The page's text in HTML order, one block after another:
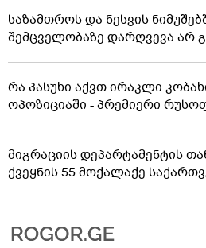
საზამთროს და ნესვის
შემცველობაზე დარღვევა არ
რა პასუხი აქვთ ირაკლი
ოპოზიციაში - პრემიერი
მიგრაციის დეპარტამენტის
ქვეყნის 55 მოქალაქე